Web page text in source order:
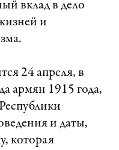
вклад в дело
и
24 апреля, в
армян 1915 года,
и даты,
которая